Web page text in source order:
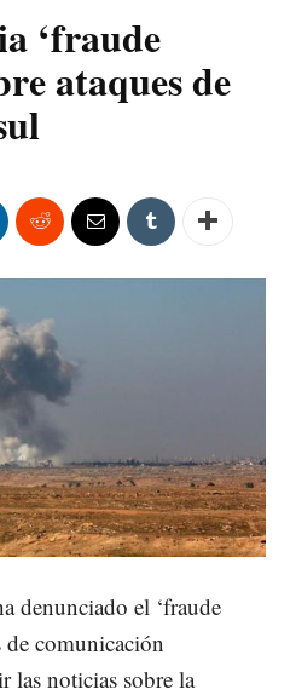
‘fraude
ataques de
denunciado el ‘fraude
de comunicación
las noticias sobre la